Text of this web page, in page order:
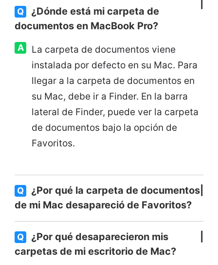
Q
¿Dónde está mi carpeta de
documentos en MacBook Pro?
A
La carpeta de documentos viene
instalada por defecto en su Mac. Para
llegar a la carpeta de documentos en
su Mac, debe ir a Finder. En la barra
lateral de Finder, puede ver la carpeta
de documentos bajo la opción de
Favoritos.
Q
¿Por qué la carpeta de documentos
de mi Mac desapareció de Favoritos?
Q
¿Por qué desaparecieron mis
carpetas de mi escritorio de Mac?